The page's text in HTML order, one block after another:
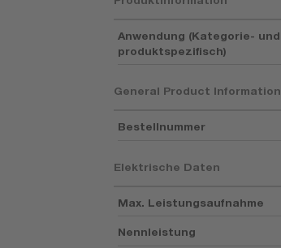
Anwendung (Kategorie- und
produktspezifisch)
General Product Information
Bestellnummer
Elektrische Daten
Max. Leistungsaufnahme
Nennleistung